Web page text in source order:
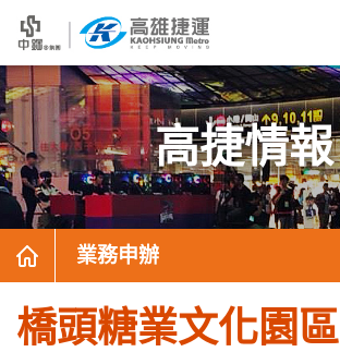
高捷情報
業務申辦
橋頭糖業文化園區